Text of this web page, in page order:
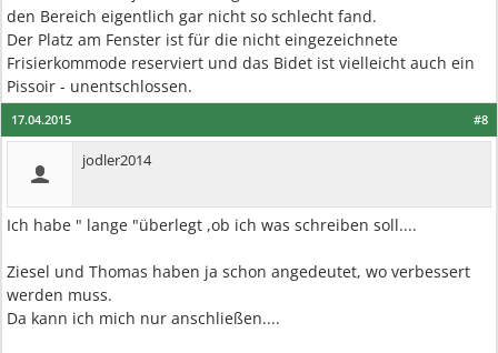
den Bereich eigentlich gar nicht so schlecht fand.
Der Platz am Fenster ist für die nicht eingezeichnete
Frisierkommode reserviert und das Bidet ist vielleicht auch ein
Pissoir - unentschlossen.
#8
17.04.2015
jodler2014
Ich habe " lange "überlegt ,ob ich was schreiben soll....
Ziesel und Thomas haben ja schon angedeutet, wo verbessert
werden muss.
Da kann ich mich nur anschließen....